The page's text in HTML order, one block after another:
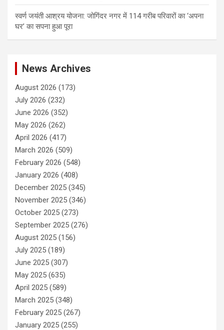
स्वर्ण जयंती आश्रय योजना: जोगिंदर नगर में 114 गरीब परिवारों का ‘अपना
घर’ का सपना हुआ पूरा
News Archives
August 2026 (173)
July 2026 (232)
June 2026 (352)
May 2026 (262)
April 2026 (417)
March 2026 (509)
February 2026 (548)
January 2026 (408)
December 2025 (345)
November 2025 (346)
October 2025 (273)
September 2025 (276)
August 2025 (156)
July 2025 (189)
June 2025 (307)
May 2025 (635)
April 2025 (589)
March 2025 (348)
February 2025 (267)
January 2025 (255)